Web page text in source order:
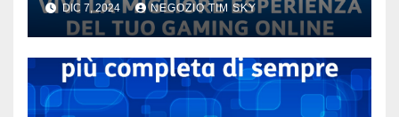
DIC 7, 2024 NEGOZIO TIM SKY